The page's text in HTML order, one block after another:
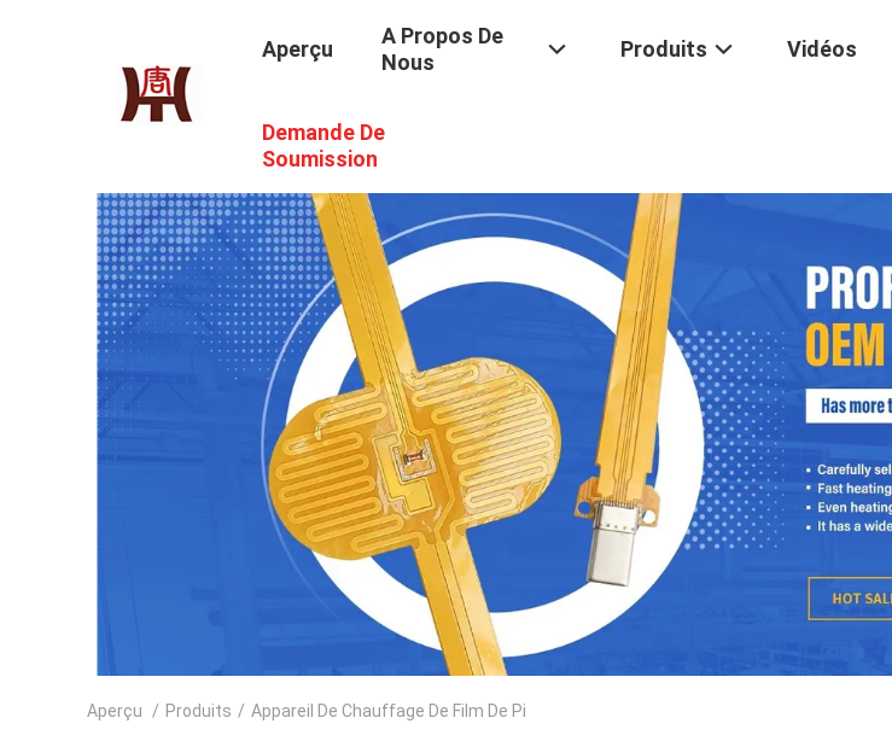
Aperçu
A Propos De
Nous
Produits Vidéos
Demande De
Soumission
Aperçu / Produits / Appareil De Chauffage De Film De Pi